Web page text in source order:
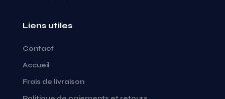
Liens utiles
Contact
Accueil
Frais de livraison